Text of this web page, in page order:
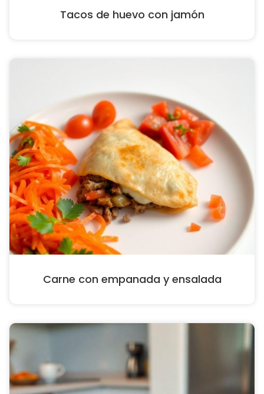
Tacos de huevo con jamón
Carne con empanada y ensalada